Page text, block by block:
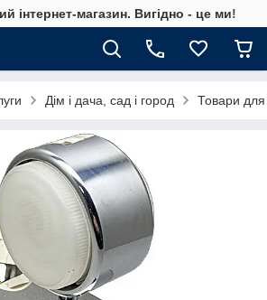
iнтернет-магазин. Вигiдно - це ми!
Дім і дача, сад і город Товари